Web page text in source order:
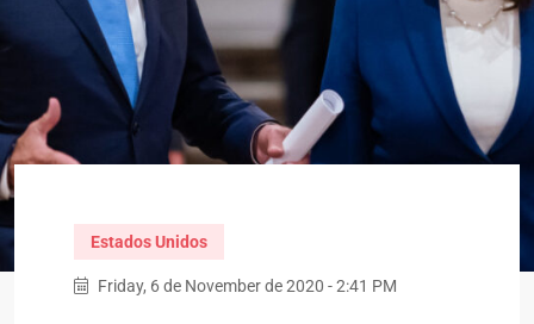
Estados Unidos
Friday, 6 de November de 2020 - 2:41 PM